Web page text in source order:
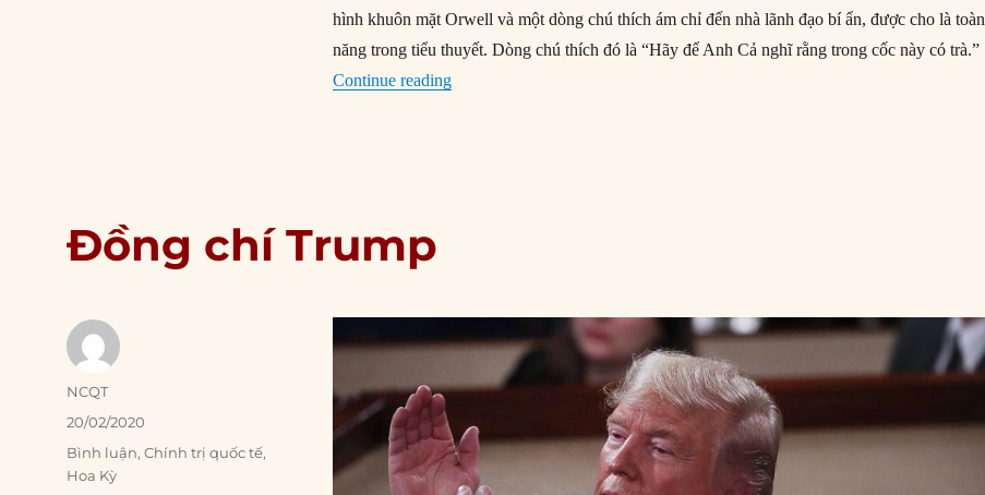
hình khuôn mặt Orwell và một dòng chú thích ám chỉ đến nhà lãnh đạo bí ẩn, được cho là toàn
năng trong tiểu thuyết. Dòng chú thích đó là “Hãy để Anh Cả nghĩ rằng trong cốc này có trà.”
Continue reading“Bốn năm chiến tranh đã thay đổi xã hội Nga như thế nào?”
Đồng chí Trump
Author
NCQT
Posted
on
20/02/2020
Categories
Bình luận,Chính trị quốc tế,
Hoa Kỳ